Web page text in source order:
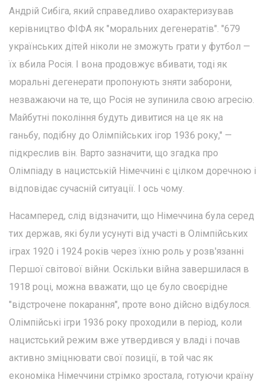
Андрій Сибіга, який справедливо охарактеризував
керівництво ФІФА як "моральних дегенератів". "679
українських дітей ніколи не зможуть грати у футбол —
їх вбила Росія. І вона продовжує вбивати, тоді як
моральні дегенерати пропонують зняти заборони,
незважаючи на те, що Росія не зупинила свою агресію.
Майбутні покоління будуть дивитися на це як на
ганьбу, подібну до Олімпійських ігор 1936 року," —
підкреслив він. Варто зазначити, що згадка про
Олімпіаду в нацистській Німеччині є цілком доречною і
відповідає сучасній ситуації. І ось чому.
Насамперед, слід відзначити, що Німеччина була серед
тих держав, які були усунуті від участі в Олімпійських
іграх 1920 і 1924 років через їхню роль у розв'язанні
Першої світової війни. Оскільки війна завершилася в
1918 році, можна вважати, що це було своєрідне
"відстрочене покарання", проте воно дійсно відбулося.
Олімпійські ігри 1936 року проходили в період, коли
нацистський режим вже утвердився у владі і почав
активно зміцнювати свої позиції, в той час як
економіка Німеччини стрімко зростала, готуючи країну